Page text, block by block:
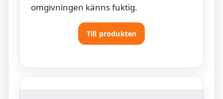
omgivningen känns fuktig.
Till produkten